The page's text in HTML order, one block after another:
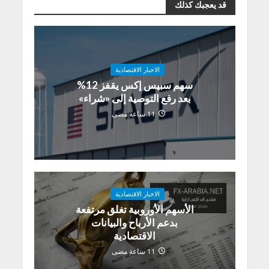
قد يعجبك كذلك
الاخبار الاقتصادية
سهم سبيس إكس يقفز 12%
بعد رفع التوصية إلى «شراء»
11 ساعة مضى
الاخبار الاقتصادية
الأسهم الأوروبية تغلق مرتفعة
بدعم الأرباح والبيانات
الاقتصادية
11 ساعة مضى